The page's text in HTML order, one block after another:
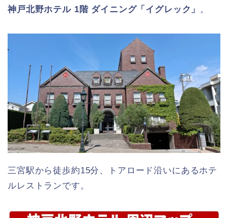
神戸北野ホテル 1階 ダイニング「イグレック」 。
三宮駅から徒歩約15分、トアロード沿いにあるホテ
ルレストランです。